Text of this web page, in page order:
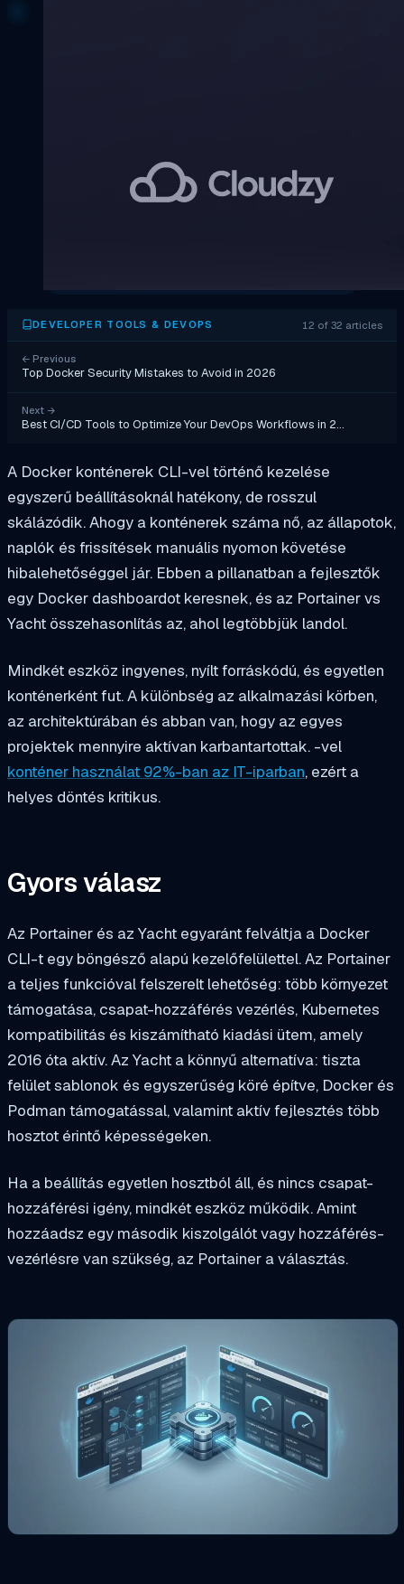
DEVELOPER TOOLS & DEVOPS 12 of 32 articles
← Previous
Top Docker Security Mistakes to Avoid in 2026
Next →
Best CI/CD Tools to Optimize Your DevOps Workflows in 2…
A Docker konténerek CLI-vel történő kezelése
egyszerű beállításoknál hatékony, de rosszul
skálázódik. Ahogy a konténerek száma nő, az állapotok,
naplók és frissítések manuális nyomon követése
hibalehetőséggel jár. Ebben a pillanatban a fejlesztők
egy Docker dashboardot keresnek, és az Portainer vs
Yacht összehasonlítás az, ahol legtöbbjük landol.
Mindkét eszköz ingyenes, nyílt forráskódú, és egyetlen
konténerként fut. A különbség az alkalmazási körben,
az architektúrában és abban van, hogy az egyes
projektek mennyire aktívan karbantartottak. -vel
konténer használat 92%-ban az IT-iparban, ezért a
helyes döntés kritikus.
Gyors válasz
Az Portainer és az Yacht egyaránt felváltja a Docker
CLI-t egy böngésző alapú kezelőfelülettel. Az Portainer
a teljes funkcióval felszerelt lehetőség: több környezet
támogatása, csapat-hozzáférés vezérlés, Kubernetes
kompatibilitás és kiszámítható kiadási ütem, amely
2016 óta aktív. Az Yacht a könnyű alternatíva: tiszta
felület sablonok és egyszerűség köré építve, Docker és
Podman támogatással, valamint aktív fejlesztés több
hosztot érintő képességeken.
Ha a beállítás egyetlen hosztból áll, és nincs csapat-
hozzáférési igény, mindkét eszköz működik. Amint
hozzáadsz egy második kiszolgálót vagy hozzáférés-
vezérlésre van szükség, az Portainer a választás.